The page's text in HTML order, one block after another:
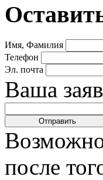
Имя, Фамилия
Телефон
Эл. почта
Ваша
после